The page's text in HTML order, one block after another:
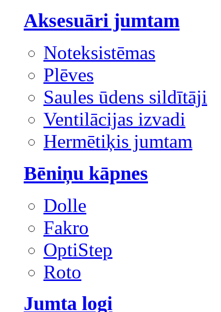
Aksesuāri jumtam
Noteksistēmas
Plēves
Saules ūdens sildītāji
Ventilācijas izvadi
Hermētiķis jumtam
Bēniņu kāpnes
Dolle
Fakro
OptiStep
Roto
Jumta logi